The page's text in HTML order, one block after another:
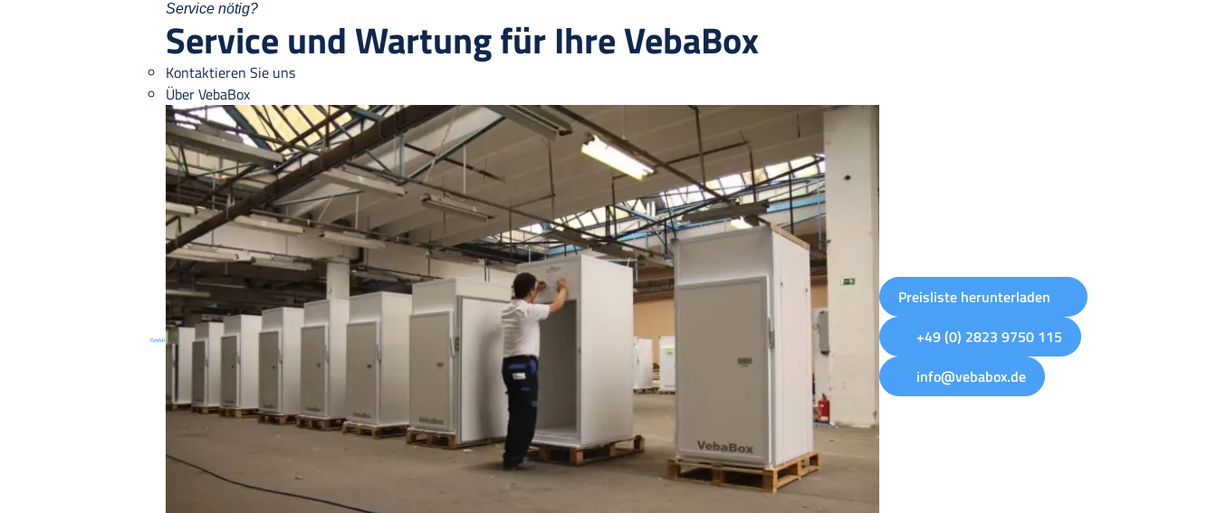
Service nötig?
Service und Wartung für Ihre VebaBox
Kontaktieren Sie uns
Über VebaBox
Preisliste herunterladen
+49 (0) 2823 9750 115
info@vebabox.de